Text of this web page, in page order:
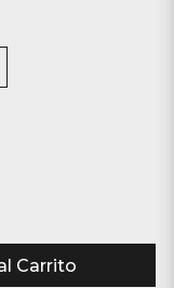
Carrito